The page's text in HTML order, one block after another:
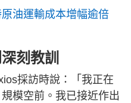
油運輸成本增幅逾倍
刻教訓
採訪時說：「我正在
模空前。我已接近作出